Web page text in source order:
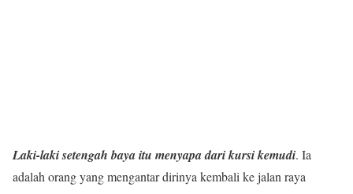
Laki-laki setengah baya itu menyapa dari kursi kemudi. Ia
adalah orang yang mengantar dirinya kembali ke jalan raya